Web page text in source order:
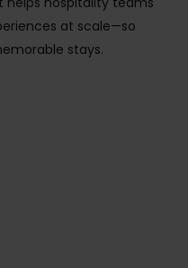
at scale—so
stays.